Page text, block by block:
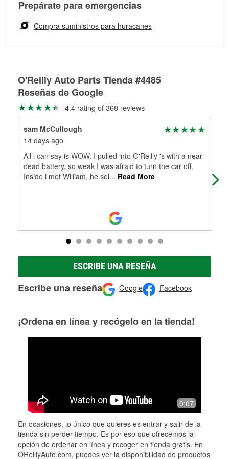
Herramientas de O'Reilly
pueden ser reutilizados, podemos ayudarte a encontrar las
partes de reemplazo correctas para tu reparación.
averiada o determina los acoplamientos y la longitud
adecuados para que te construyamos una nueva. O'Reilly
Auto Parts tiene las mangueras y los acoples adecuados
agrícola o de construcción.
hidráulicas a la medida en tu tienda local
Prepárate para emergencias
Compra suministros para huracanes
O'Reilly Auto Parts Tienda #4485
Reseñas de Google
4.4 rating of 368 reviews
sam McCullough
14 days ago
All i can say is WOW. I pulled into O'Reilly 's with a near
dead battery, so weak I was afraid to turn the car off.
Inside i met William, he sol... Read More
ESCRIBE UNA RESEÑA
Escribe una reseña Google Facebook
¡Ordena en línea y recógelo en la tienda!
0:07
En ocasiones, lo único que quieres es entrar y salir de la
tienda sin perder tiempo. Es por eso que ofrecemos la
opción de ordenar en línea y recoger en tienda gratis. En
OReillyAuto.com, puedes ver la disponibilidad de productos